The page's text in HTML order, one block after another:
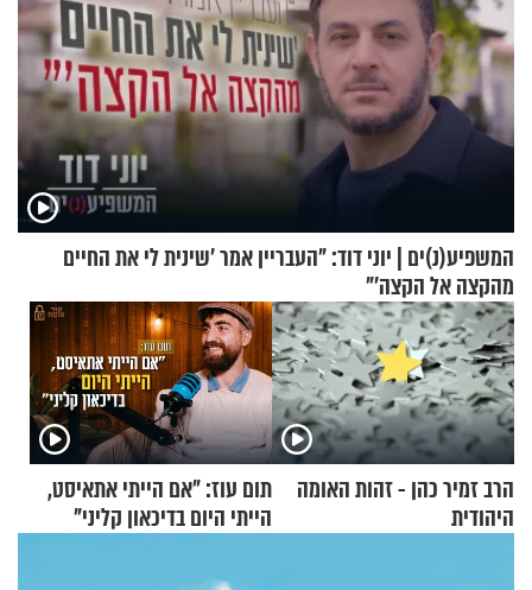
המשפיע(נ)ים | יוני דוד: "העבריין אמר 'שינית לי את החיים
מהקצה אל הקצה'"
הרב זמיר כהן - זהות האומה
היהודית
תום עוז: "אם הייתי אתאיסט,
הייתי היום בדיכאון קליני"